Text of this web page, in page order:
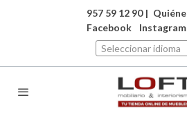
957 59 12 90 |
Facebook
Instagram
Seleccionar idioma